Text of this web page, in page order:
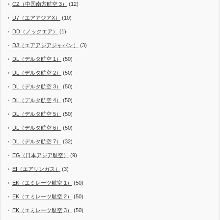
CZ（中国南方航空 3） (12)
D7（エアアジアX） (10)
DD（ノックエア） (1)
DJ（エアアジアジャパン） (3)
DL（デルタ航空 1） (50)
DL（デルタ航空 2） (50)
DL（デルタ航空 3） (50)
DL（デルタ航空 4） (50)
DL（デルタ航空 5） (50)
DL（デルタ航空 6） (50)
DL（デルタ航空 7） (32)
EG（日本アジア航空） (9)
EI（エアリンガス） (3)
EK（エミレーツ航空 1） (50)
EK（エミレーツ航空 2） (50)
EK（エミレーツ航空 3） (50)